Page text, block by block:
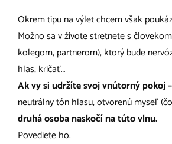
Okrem tipu na výlet chcem však
Možno sa v živote stretnete s
kolegom, partnerom), ktorý bude
hlas, kričať…
Ak vy si udržíte svoj vnútorný pokoj –
neutrálny tón hlasu, otvorenú myseľ
druhá osoba naskočí na túto vlnu.
Povediete ho.